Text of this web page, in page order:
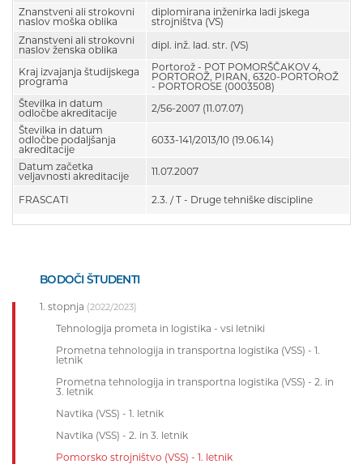
Znanstveni ali strokovni
naslov moška oblika
diplomirana inženirka ladi jskega
strojništva (VS)
Znanstveni ali strokovni
naslov ženska oblika
dipl. inž. lad. str. (VS)
Kraj izvajanja študijskega
programa
Portorož - POT POMORŠČAKOV 4,
PORTOROŽ, PIRAN, 6320-PORTOROŽ
- PORTOROSE (0003508)
Številka in datum
odločbe akreditacije
2/56-2007 (11.07.07)
Številka in datum
odločbe podaljšanja
akreditacije
6033-141/2013/10 (19.06.14)
Datum začetka
veljavnosti akreditacije
11.07.2007
FRASCATI 2.3. / T - Druge tehniške discipline
BODOČI ŠTUDENTI
1. stopnja (2022/2023)
Tehnologija prometa in logistika - vsi letniki
Prometna tehnologija in transportna logistika (VSS) - 1.
letnik
Prometna tehnologija in transportna logistika (VSS) - 2. in
3. letnik
Navtika (VSS) - 1. letnik
Navtika (VSS) - 2. in 3. letnik
Pomorsko strojništvo (VSS) - 1. letnik